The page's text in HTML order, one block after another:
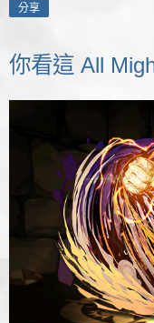
分享
你看這 All